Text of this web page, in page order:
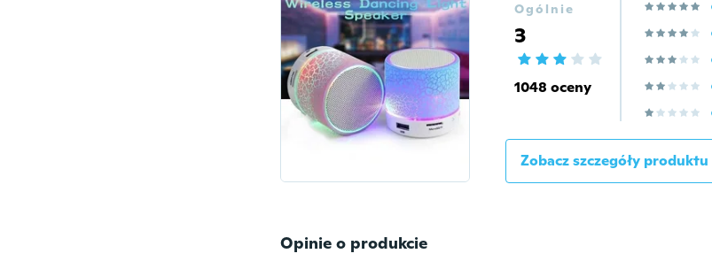
Ogólnie
3
1048 oceny
Zobacz szczegóły produktu
Opinie o produkcie